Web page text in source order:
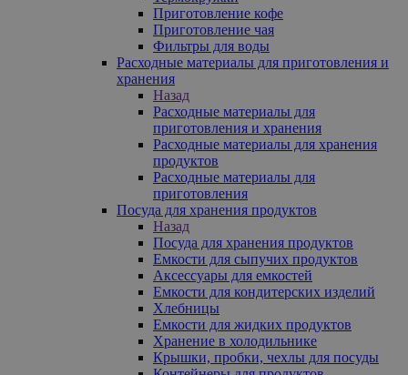
Приготовление кофе
Приготовление чая
Фильтры для воды
Расходные материалы для приготовления и
хранения
Назад
Расходные материалы для
приготовления и хранения
Расходные материалы для хранения
продуктов
Расходные материалы для
приготовления
Посуда для хранения продуктов
Назад
Посуда для хранения продуктов
Емкости для сыпучих продуктов
Аксессуары для емкостей
Емкости для кондитерских изделий
Хлебницы
Емкости для жидких продуктов
Хранение в холодильнике
Крышки, пробки, чехлы для посуды